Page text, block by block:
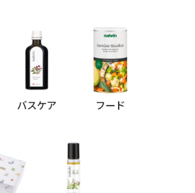
バスケア フード